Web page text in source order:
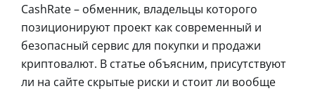
CashRate – обменник, владельцы которого
позиционируют проект как современный и
безопасный сервис для покупки и продажи
криптовалют. В статье объясним, присутствуют
ли на сайте скрытые риски и стоит ли вообще